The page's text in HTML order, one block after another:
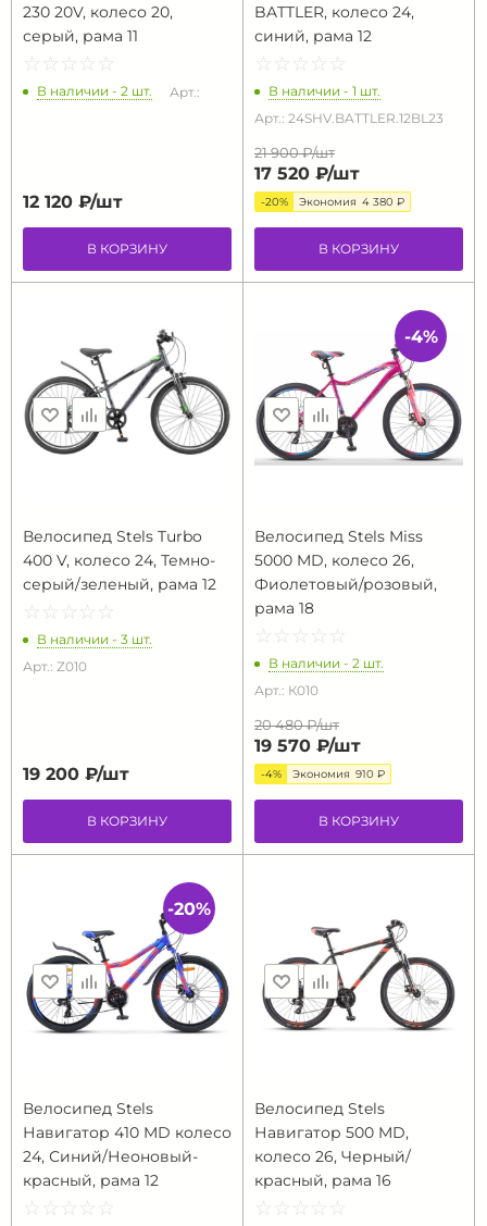
230 20V, колесо 20,
серый, рама 11
☆ ☆ ☆ ☆ ☆
★ ★ ★ ★ ★
В наличии - 2 шт. Арт.:
12 120 ₽/шт
В КОРЗИНУ
BATTLER, колесо 24,
синий, рама 12
☆ ☆ ☆ ☆ ☆
★ ★ ★ ★ ★
В наличии - 1 шт.
Арт.: 24SHV.BATTLER.12BL23
21 900 ₽/шт
17 520 ₽/шт
-20% Экономия 4 380 ₽
В КОРЗИНУ
Велосипед Stels Turbo
400 V, колесо 24, Темно-
серый/зеленый, рама 12
☆ ☆ ☆ ☆ ☆
★ ★ ★ ★ ★
В наличии - 3 шт.
Арт.: Z010
19 200 ₽/шт
В КОРЗИНУ
Велосипед Stels Miss
5000 MD, колесо 26,
Фиолетовый/розовый,
рама 18
☆ ☆ ☆ ☆ ☆
★ ★ ★ ★ ★
В наличии - 2 шт.
Арт.: К010
20 480 ₽/шт
19 570 ₽/шт
-4% Экономия 910 ₽
В КОРЗИНУ
-4%
Велосипед Stels
Навигатор 410 MD колесо
24, Синий/Неоновый-
красный, рама 12
☆ ☆ ☆ ☆ ☆
★ ★ ★ ★ ★
-20%
Велосипед Stels
Навигатор 500 MD,
колесо 26, Черный/
красный, рама 16
☆ ☆ ☆ ☆ ☆
★ ★ ★ ★ ★